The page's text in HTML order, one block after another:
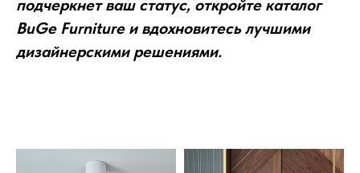
подчеркнет ваш статус, откройте каталог
BuGe Furniture и вдохновитесь лучшими
дизайнерскими решениями.